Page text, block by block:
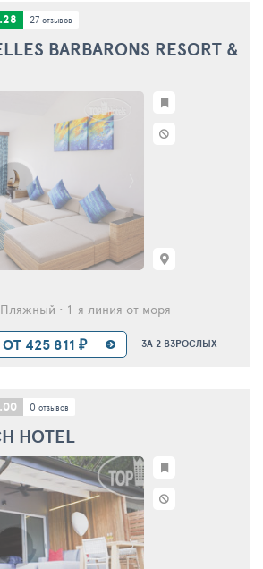
27 отзывов
BARBARONS RESORT &
• 1-я линия от моря
ОТ 425 811 ₽ ЗА 2 ВЗРОСЛЫХ
0 отзывов
HOTEL